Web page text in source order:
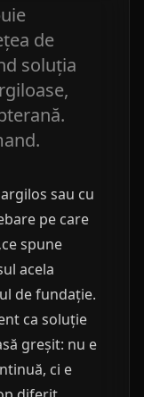
de
soluția
sau cu
pe care
spune
acela
de fundație.
ca soluție
greșit: nu e
ci e